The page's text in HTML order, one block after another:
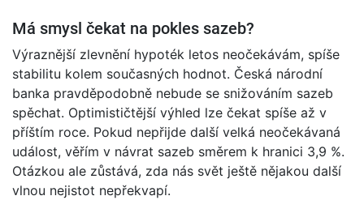
Má smysl čekat na pokles sazeb?
Výraznější zlevnění hypoték letos neočekávám, spíše
stabilitu kolem současných hodnot. Česká národní
banka pravděpodobně nebude se snižováním sazeb
spěchat. Optimističtější výhled lze čekat spíše až v
příštím roce. Pokud nepřijde další velká neočekávaná
událost, věřím v návrat sazeb směrem k hranici 3,9 %.
Otázkou ale zůstává, zda nás svět ještě nějakou další
vlnou nejistot nepřekvapí.